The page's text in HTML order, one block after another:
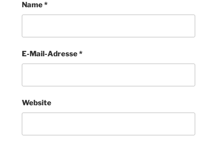
Name*
E-Mail-Adresse*
Website